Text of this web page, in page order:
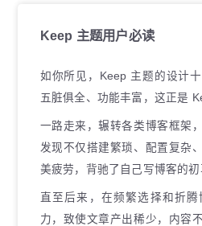
Keep 主题用户必读
如你所见，Keep 主题的设计
五脏俱全、功能丰富，这正是
一路走来，辗转各类博客框架
发现不仅搭建繁琐、配置复杂
美疲劳，背驰了自己写博客的初
直至后来，在频繁选择和折
力，致使文章产出稀少，内容